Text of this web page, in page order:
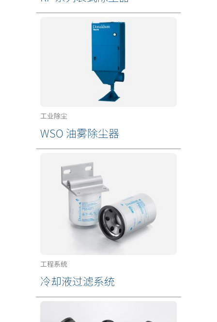
工业除尘
WSO 油雾除尘器
工程系统
冷却液过滤系统